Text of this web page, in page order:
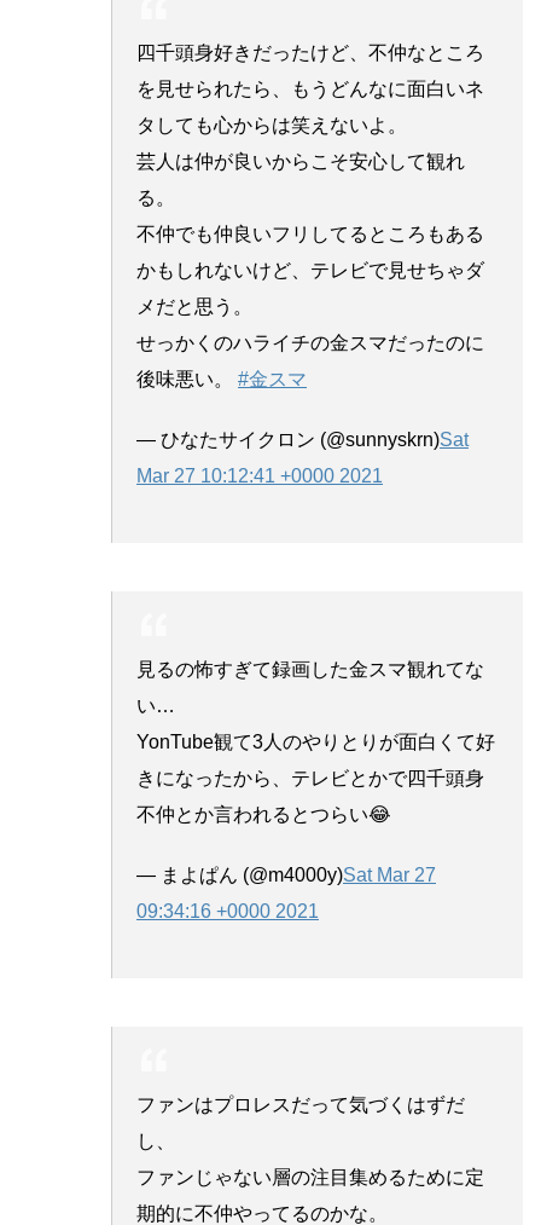
四千頭身好きだったけど、不仲なところ
を見せられたら、もうどんなに面白いネ
タしても心からは笑えないよ。
芸人は仲が良いからこそ安心して観れ
る。
不仲でも仲良いフリしてるところもある
かもしれないけど、テレビで見せちゃダ
メだと思う。
せっかくのハライチの金スマだったのに
後味悪い。 #金スマ
— ひなたサイクロン (@sunnyskrn)Sat
Mar 27 10:12:41 +0000 2021
見るの怖すぎて録画した金スマ観れてな
い…
YonTube観て3人のやりとりが面白くて好
きになったから、テレビとかで四千頭身
不仲とか言われるとつらい😂
— まよぱん (@m4000y)Sat Mar 27
09:34:16 +0000 2021
ファンはプロレスだって気づくはずだ
し、
ファンじゃない層の注目集めるために定
期的に不仲やってるのかな。